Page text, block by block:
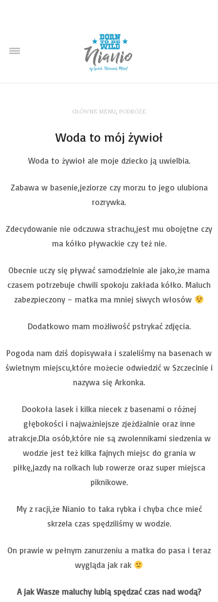
GŁÓWNE MENU, PODRÓŻE
Woda to mój żywioł
Woda to żywioł ale moje dziecko ją uwielbia.
Zabawa w basenie,jeziorze czy morzu to jego ulubiona
rozrywka.
Zdecydowanie nie odczuwa strachu,jest mu obojętne czy
ma kółko pływackie czy też nie.
Obecnie uczy się pływać samodzielnie ale jako,że mama
czasem potrzebuje chwili spokoju zakłada kółko. Maluch
zabezpieczony – matka ma mniej siwych włosów
Dodatkowo mam możliwość pstrykać zdjęcia.
Pogoda nam dziś dopisywała i szaleliśmy na basenach w
świetnym miejscu,które możecie odwiedzić w Szczecinie i
nazywa się Arkonka.
Dookoła lasek i kilka niecek z basenami o różnej
głębokości i najważniejsze zjeżdżalnie oraz inne
atrakcje.Dla osób,które nie są zwolennikami siedzenia w
wodzie jest też kilka fajnych miejsc do grania w
piłkę,jazdy na rolkach lub rowerze oraz super miejsca
piknikowe.
My z racji,że Nianio to taka rybka i chyba chce mieć
skrzela czas spędziliśmy w wodzie.
On prawie w pełnym zanurzeniu a matka do pasa i teraz
wygląda jak rak
A jak Wasze maluchy lubią spędzać czas nad wodą?